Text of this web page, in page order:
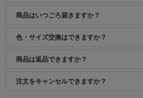
商品はいつごろ届きますか？
色・サイズ交換はできますか？
商品は返品できますか？
注文をキャンセルできますか？